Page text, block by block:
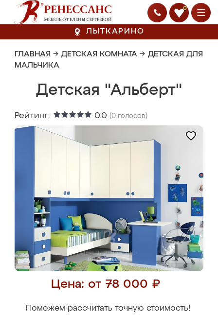
0
ЛЫТКАРИНО
ГЛАВНАЯ → ДЕТСКАЯ КОМНАТА → ДЕТСКАЯ ДЛЯ
МАЛЬЧИКА
Детская "Альберт"
Рейтинг: 0.0 (0 голосов)
Цена: от 78 000 ₽
Поможем рассчитать точную стоимость!